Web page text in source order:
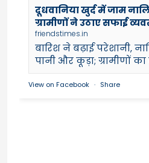
दूधवानिया खुर्द में जाम
ग्रामीणों ने उठाए सफाई
friendstimes.in
बारिश ने बढ़ाई परेशानी,
पानी और कूड़ा; ग्रामीणों का
View on Facebook · Share